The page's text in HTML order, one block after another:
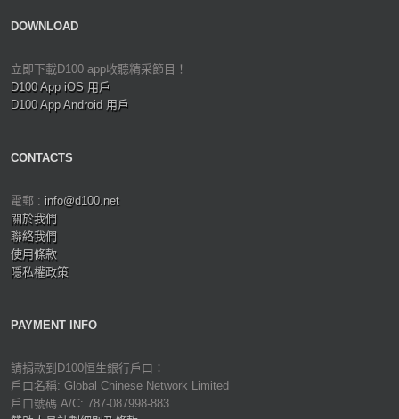
DOWNLOAD
立即下載D100 app收聽精采節目！
D100 App iOS 用戶
D100 App Android 用戶
CONTACTS
電郵 : info@d100.net
關於我們
聯絡我們
使用條款
隱私權政策
PAYMENT INFO
請捐款到D100恒生銀行戶口：
戶口名稱: Global Chinese Network Limited
戶口號碼 A/C: 787-087998-883